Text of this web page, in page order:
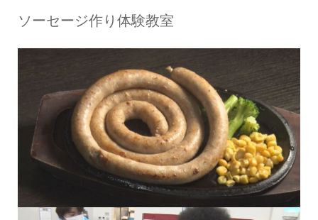
ソーセージ作り体験教室